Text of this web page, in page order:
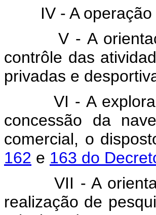
IV - A operação
V - A
contrôle das
privadas e
VI - A
concessão da
comercial, o
162 e 163 do
VII - A
realização de